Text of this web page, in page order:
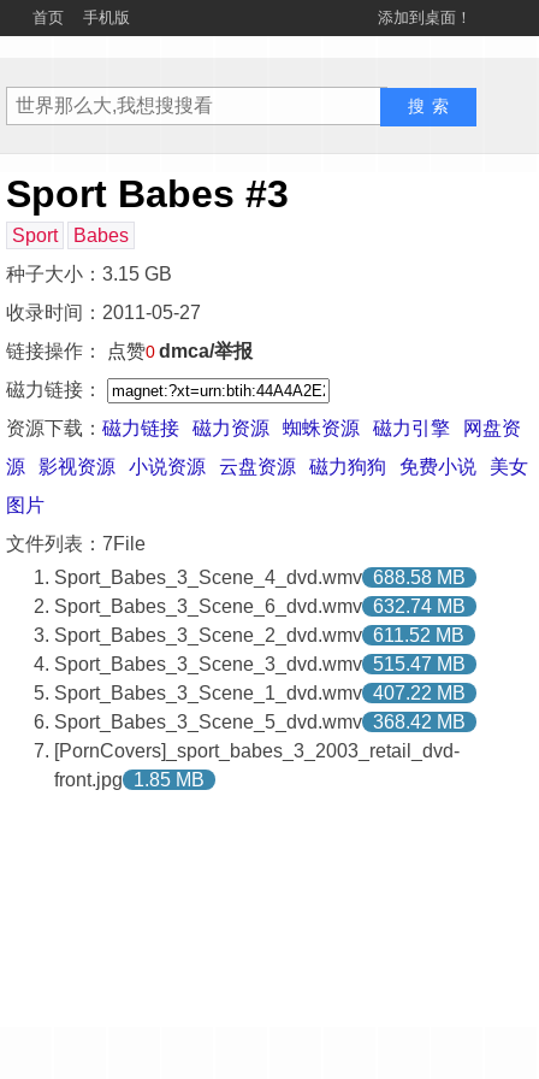
首页 手机版 添加到桌面！
Sport Babes #3
Sport
Babes
种子大小：3.15 GB
收录时间：2011-05-27
链接操作：
点赞0dmca/举报
磁力链接：
资源下载： 磁力链接 磁力资源 蜘蛛资源 磁力引擎
网盘资
源
影视资源 小说资源 云盘资源 磁力狗狗 免费小说
美女
图片
文件列表：7File
Sport_Babes_3_Scene_4_dvd.wmv 688.58 MB
Sport_Babes_3_Scene_6_dvd.wmv 632.74 MB
Sport_Babes_3_Scene_2_dvd.wmv 611.52 MB
Sport_Babes_3_Scene_3_dvd.wmv 515.47 MB
Sport_Babes_3_Scene_1_dvd.wmv 407.22 MB
Sport_Babes_3_Scene_5_dvd.wmv 368.42 MB
[PornCovers]_sport_babes_3_2003_retail_dvd-
front.jpg
1.85 MB